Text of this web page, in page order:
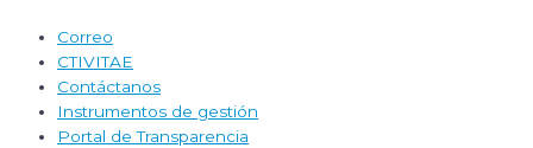
Correo
CTIVITAE
Contáctanos
Instrumentos de gestión
Portal de Transparencia